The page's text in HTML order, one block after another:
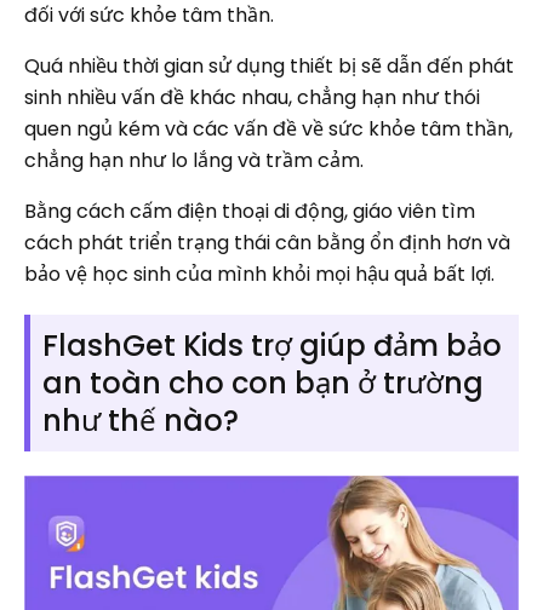
đối với sức khỏe tâm thần.
Quá nhiều thời gian sử dụng thiết bị sẽ dẫn đến phát
sinh nhiều vấn đề khác nhau, chẳng hạn như thói
quen ngủ kém và các vấn đề về sức khỏe tâm thần,
chẳng hạn như lo lắng và trầm cảm.
Bằng cách cấm điện thoại di động, giáo viên tìm
cách phát triển trạng thái cân bằng ổn định hơn và
bảo vệ học sinh của mình khỏi mọi hậu quả bất lợi.
FlashGet Kids trợ giúp đảm bảo
an toàn cho con bạn ở trường
như thế nào?